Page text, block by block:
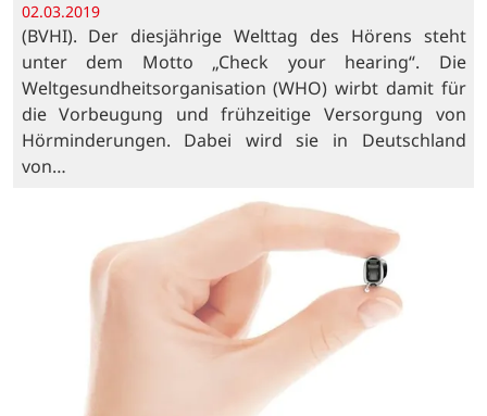
02.03.2019
(BVHI). Der diesjährige Welttag des Hörens steht
unter dem Motto „Check your hearing“. Die
Weltgesundheitsorganisation (WHO) wirbt damit für
die Vorbeugung und frühzeitige Versorgung von
Hörminderungen. Dabei wird sie in Deutschland
von…